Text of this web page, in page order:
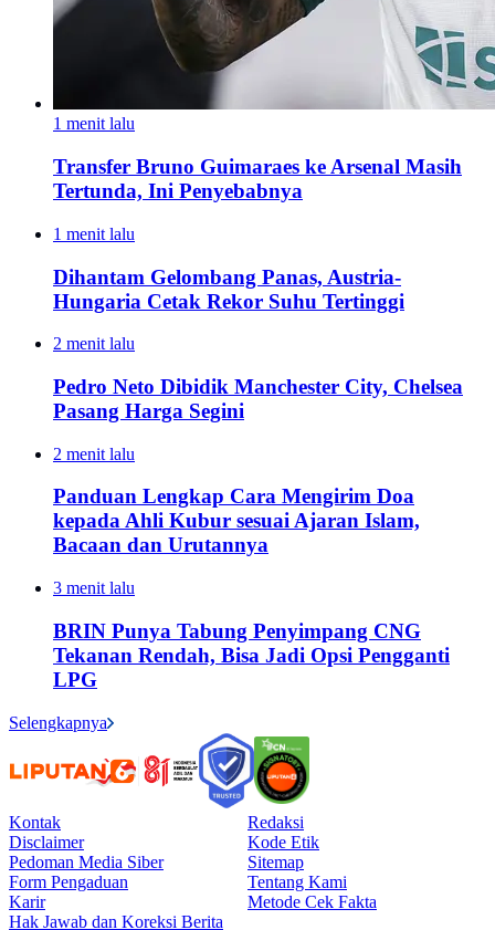
1 menit lalu
Transfer Bruno Guimaraes ke Arsenal Masih
Tertunda, Ini Penyebabnya
1 menit lalu
Dihantam Gelombang Panas, Austria-
Hungaria Cetak Rekor Suhu Tertinggi
2 menit lalu
Pedro Neto Dibidik Manchester City, Chelsea
Pasang Harga Segini
2 menit lalu
Panduan Lengkap Cara Mengirim Doa
kepada Ahli Kubur sesuai Ajaran Islam,
Bacaan dan Urutannya
3 menit lalu
BRIN Punya Tabung Penyimpang CNG
Tekanan Rendah, Bisa Jadi Opsi Pengganti
LPG
Selengkapnya
Kontak
Redaksi
Disclaimer
Kode Etik
Pedoman Media Siber
Sitemap
Form Pengaduan
Tentang Kami
Karir
Metode Cek Fakta
Hak Jawab dan Koreksi Berita